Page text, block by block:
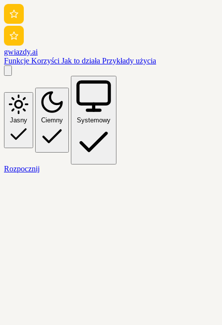
gwiazdy.ai
Funkcje Korzyści Jak to działa Przykłady użycia
Jasny Ciemny Systemowy
Rozpocznij